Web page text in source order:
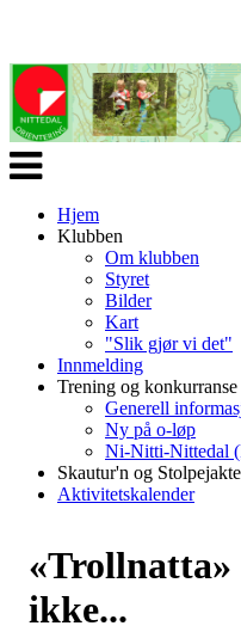
Veksle
navigasjon
Hjem
Klubben
Om klubben
Styret
Bilder
Kart
"Slik gjør vi det"
Innmelding
Trening og konkurranse
Generell
Ny på o-løp
Ni-Nitti-Nittedal
Skautur'n og
Aktivitetskalender
ikke...